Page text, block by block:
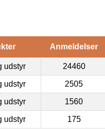
Anmeldelser
udstyr 24460
udstyr 2505
udstyr 1560
udstyr 175